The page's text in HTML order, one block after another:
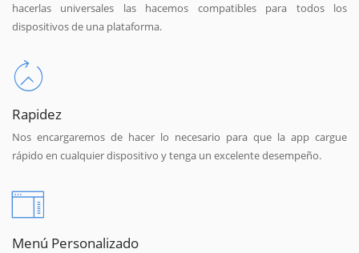
hacerlas universales las hacemos compatibles para todos los
dispositivos de una plataforma.
Rapidez
Nos encargaremos de hacer lo necesario para que la app cargue
rápido en cualquier dispositivo y tenga un excelente desempeño.
Menú Personalizado